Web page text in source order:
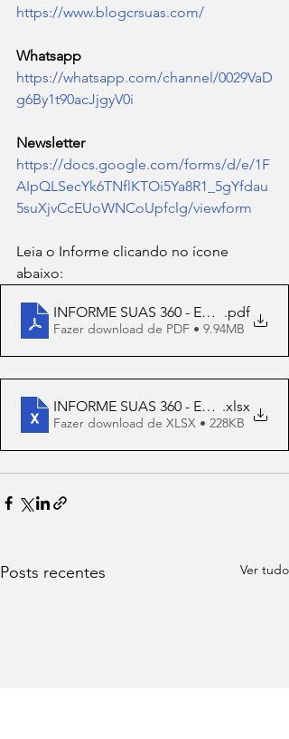
https://www.blogcrsuas.com/
Whatsapp
https://whatsapp.com/channel/0029VaD
g6By1t90acJjgyV0i
Newsletter
https://docs.google.com/forms/d/e/1F
AIpQLSecYk6TNflKTOi5Ya8R1_5gYfdau
5suXjvCcEUoWNCoUpfclg/viewform
Leia o Informe clicando no ícone
abaixo:
INFORME SUAS 360 - Edição XXI -
.pdf
Fazer download de PDF • 9.94MB
INFORME SUAS 360 - Edição XXI -
.xlsx
Fazer download de XLSX • 228KB
Posts recentes Ver tudo